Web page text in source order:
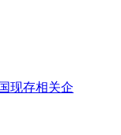
现存相关企